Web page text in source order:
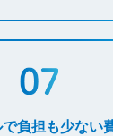
で負担も少ない